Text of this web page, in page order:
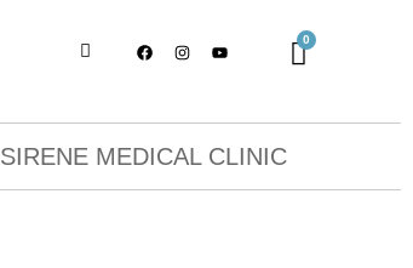
SIRENE MEDICAL CLINIC